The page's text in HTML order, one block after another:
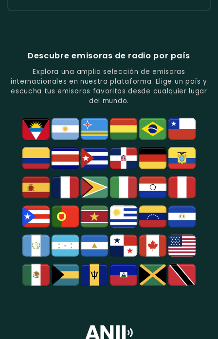
Y
Programas
Con
Música
Del
Recuerdo
En
Quito.
Estación
De
Los
Deportes
En
Guayaquil.
Populares
Y
Folclore
En
Azogues.
Descubre emisoras de radio por país
Explora una amplia selección de emisoras
internacionales en nuestra plataforma. Elige un país y
escucha tus emisoras favoritas desde cualquier lugar
del mundo.